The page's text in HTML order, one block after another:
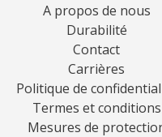
A propos de nous
Durabilité
Contact
Carrières
Politique de
Termes et conditions
Mesures de